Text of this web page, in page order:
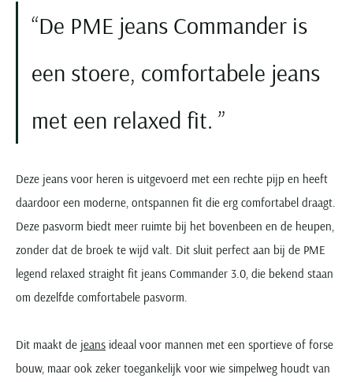
De PME jeans Commander is
een stoere, comfortabele jeans
met een relaxed fit.
Deze jeans voor heren is uitgevoerd met een rechte pijp en heeft
daardoor een moderne, ontspannen fit die erg comfortabel draagt.
Deze pasvorm biedt meer ruimte bij het bovenbeen en de heupen,
zonder dat de broek te wijd valt. Dit sluit perfect aan bij de PME
legend relaxed straight fit jeans Commander 3.0, die bekend staan
om dezelfde comfortabele pasvorm.
Dit maakt de jeans ideaal voor mannen met een sportieve of forse
bouw, maar ook zeker toegankelijk voor wie simpelweg houdt van